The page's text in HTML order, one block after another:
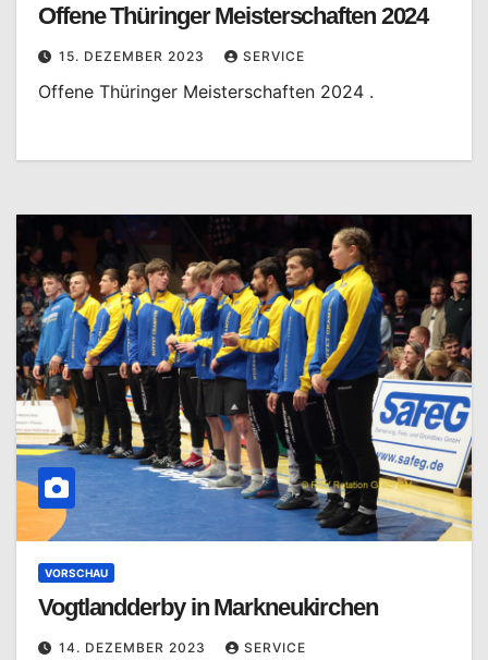
Offene Thüringer Meisterschaften 2024
15. DEZEMBER 2023 SERVICE
Offene Thüringer Meisterschaften 2024 .
VORSCHAU
Vogtlandderby in Markneukirchen
14. DEZEMBER 2023 SERVICE